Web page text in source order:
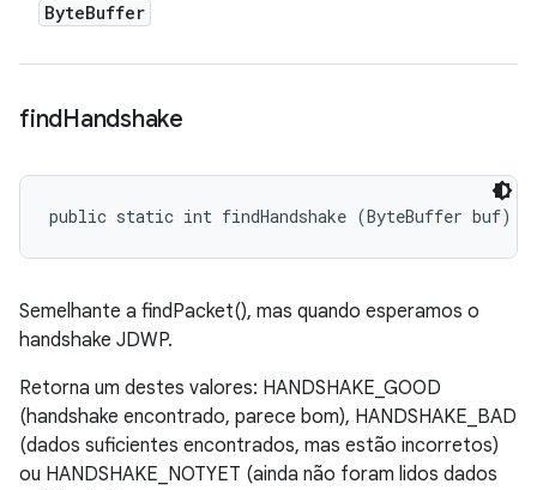
ByteBuffer
findHandshake
public static int findHandshake (ByteBuffer buf)
Semelhante a findPacket(), mas quando esperamos o
handshake JDWP.
Retorna um destes valores: HANDSHAKE_GOOD
(handshake encontrado, parece bom), HANDSHAKE_BAD
(dados suficientes encontrados, mas estão incorretos)
ou HANDSHAKE_NOTYET (ainda não foram lidos dados